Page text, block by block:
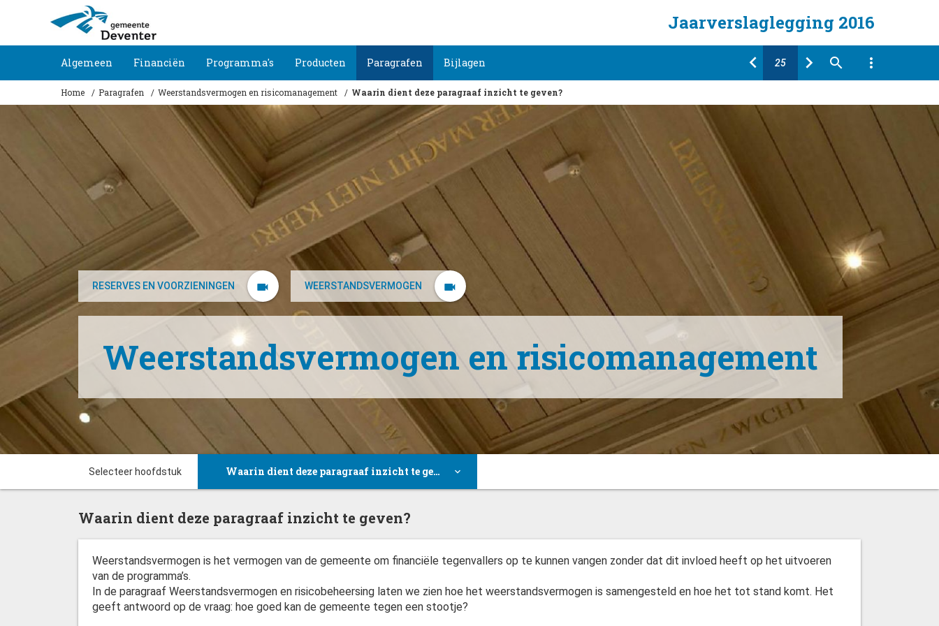
Jaarverslaglegging 2016
Algemeen Financiën Programma's Producten Paragrafen Bijlagen
Home Paragrafen Weerstandsvermogen en risicomanagement Waarin dient deze paragraaf inzicht te geven?
RESERVES EN VOORZIENINGEN WEERSTANDSVERMOGEN
Weerstandsvermogen en risicomanagement
Selecteer hoofdstuk Waarin dient deze paragraaf inzicht te geven?
Belangrijkste ontwikkelingen en conclusies 2016
Beschikbare weerstandscapaciteit
Waarin dient deze paragraaf inzicht te geven?
Weerstandsvermogen is het vermogen van de gemeente om financiële tegenvallers op te kunnen vangen zonder dat dit invloed heeft op het uitvoeren
van de programma’s.
In de paragraaf Weerstandsvermogen en risicobeheersing laten we zien hoe het weerstandsvermogen is samengesteld en hoe het tot stand komt. Het
geeft antwoord op de vraag: hoe goed kan de gemeente tegen een stootje?